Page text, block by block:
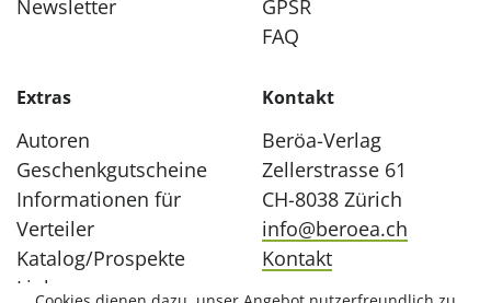
Newsletter
GPSR
FAQ
Extras
Autoren
Geschenkgutscheine
Informationen für
Verteiler
Katalog/Prospekte
Links
Kontakt
Beröa-Verlag
Zellerstrasse 61
CH-8038 Zürich
info@beroea.ch
Kontakt